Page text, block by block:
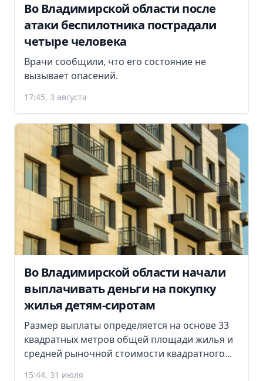
Во Владимирской области после
атаки беспилотника пострадали
четыре человека
Врачи сообщили, что его состояние не
вызывает опасений.
17:45, 3 августа
Во Владимирской области начали
выплачивать деньги на покупку
жилья детям-сиротам
Размер выплаты определяется на основе 33
квадратных метров общей площади жилья и
средней рыночной стоимости квадратного...
15:44, 31 июля